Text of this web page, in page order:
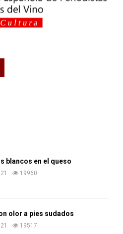
blancos en el queso
19960
olor a pies sudados
19517